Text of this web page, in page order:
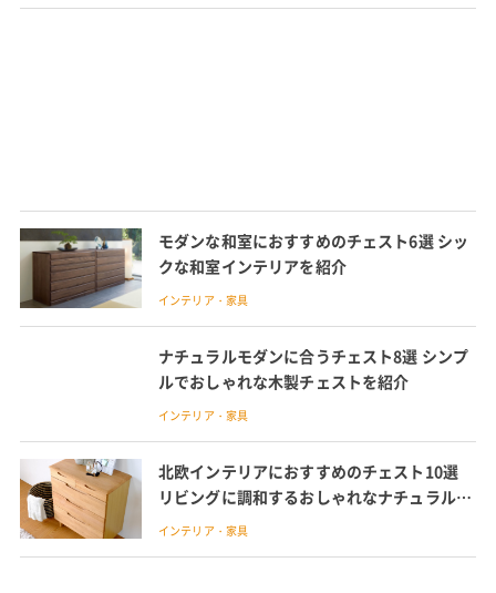
モダンな和室におすすめのチェスト6選 シッ
クな和室インテリアを紹介
インテリア・家具
ナチュラルモダンに合うチェスト8選 シンプ
ルでおしゃれな木製チェストを紹介
インテリア・家具
北欧インテリアにおすすめのチェスト10選
リビングに調和するおしゃれなナチュラルテ
イスト
インテリア・家具